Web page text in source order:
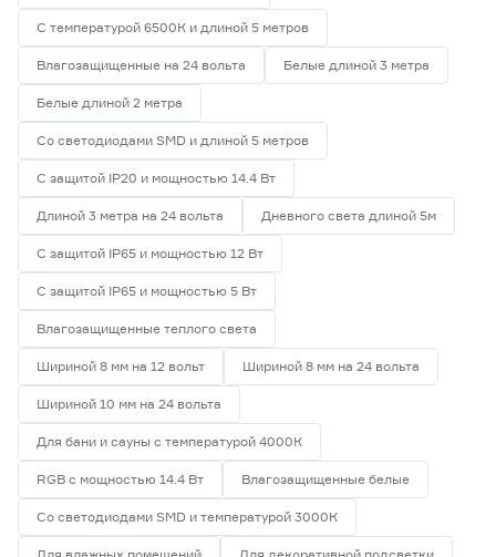
С температурой 6500К и длиной 5 метров
Влагозащищенные на 24 вольта Белые длиной 3 метра
Белые длиной 2 метра
Со светодиодами SMD и длиной 5 метров
С защитой IP20 и мощностью 14.4 Вт
Длиной 3 метра на 24 вольта Дневного света длиной 5м
С защитой IP65 и мощностью 12 Вт
С защитой IP65 и мощностью 5 Вт
Влагозащищенные теплого света
Шириной 8 мм на 12 вольт Шириной 8 мм на 24 вольта
Шириной 10 мм на 24 вольта
Для бани и сауны с температурой 4000К
RGB с мощностью 14.4 Вт Влагозащищенные белые
Со светодиодами SMD и температурой 3000К